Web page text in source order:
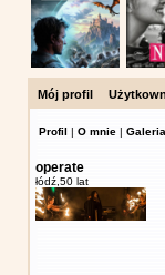
Mój profil
Profil | O mnie | Galeria
operate
łódź, 50 lat